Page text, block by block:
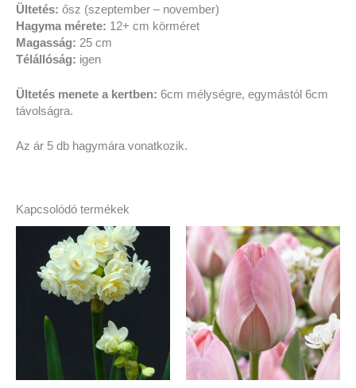
Ültetés: ősz (szeptember – november)
Hagyma mérete: 12+ cm körméret
Magasság: 25 cm
Télállóság: igen
Ültetés menete a kertben: 6cm mélységre, egymástól 6cm
távolságra.
Az ár 5 db hagymára vonatkozik.
Kapcsolódó termékek